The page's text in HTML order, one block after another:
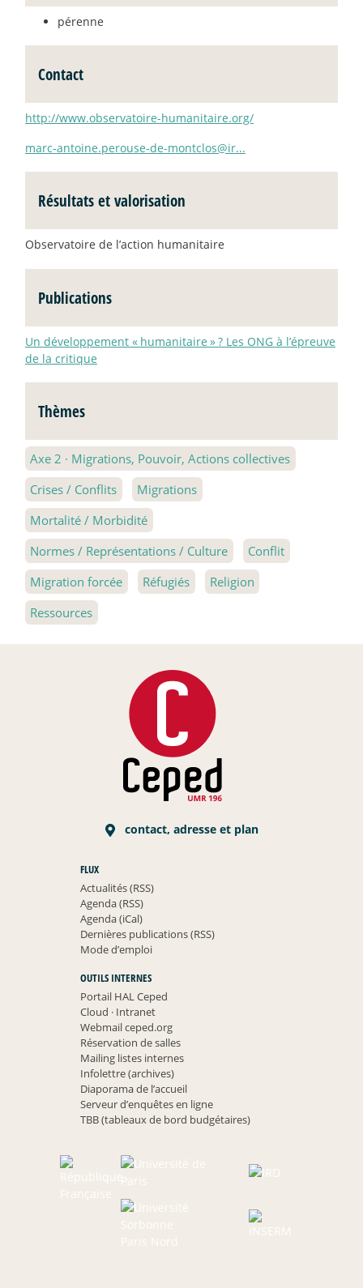
pérenne
Contact
http://www.observatoire-humanitaire.org/
marc-antoine.perouse-de-montclos@ir...
Résultats et valorisation
Observatoire de l’action humanitaire
Publications
Un développement « humanitaire »? Les ONG à l’épreuve
de la critique
Thèmes
Axe 2 · Migrations, Pouvoir, Actions collectives
Crises / Conflits
Migrations
Mortalité / Morbidité
Normes / Représentations / Culture
Conflit
Migration forcée
Réfugiés
Religion
Ressources
contact, adresse et plan
FLUX
Actualités (RSS)
Agenda (RSS)
Agenda (iCal)
Dernières publications (RSS)
Mode d’emploi
OUTILS INTERNES
Portail HAL Ceped
Cloud ·Intranet
Webmail ceped.org
Réservation de salles
Mailing listes internes
Infolettre (archives)
Diaporama de l’accueil
Serveur d’enquêtes en ligne
TBB (tableaux de bord budgétaires)